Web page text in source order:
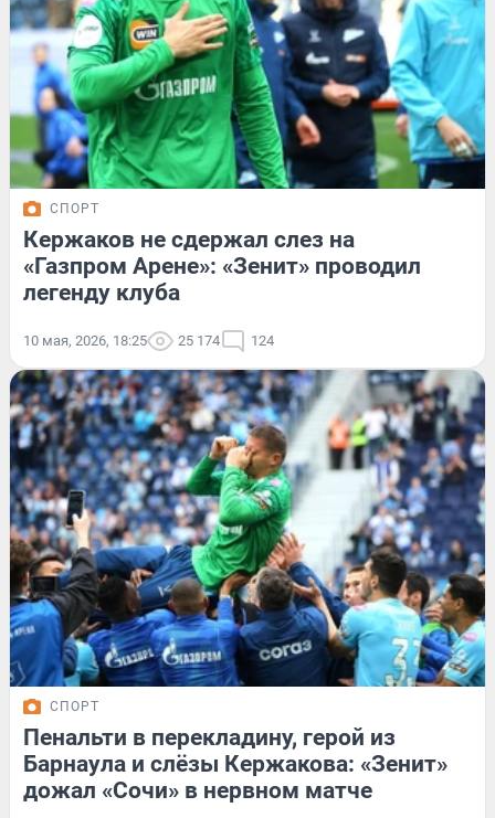
СПОРТ
Кержаков не сдержал слез на
«Газпром Арене»: «Зенит» проводил
легенду клуба
10 мая, 2026, 18:25 25 174 124
СПОРТ
Пенальти в перекладину, герой из
Барнаула и слёзы Кержакова: «Зенит»
дожал «Сочи» в нервном матче